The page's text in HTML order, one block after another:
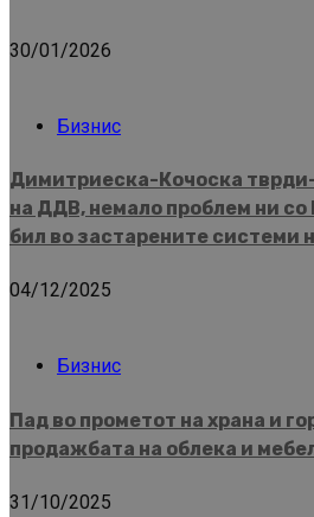
30/01/2026
Бизнис
Димитриеска-Кочоска
на ДДВ, немало проблем ни со
бил во застарените системи
04/12/2025
Бизнис
Пад во прометот на храна и
продажбата на облека и
31/10/2025